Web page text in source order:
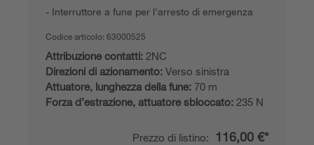
Interruttore a fune per l'arresto di emergenza
Codice articolo: 63000525
Attribuzione contatti: 2NC
Direzioni di azionamento: Verso sinistra
Attuatore, lunghezza della fune: 70 m
Forza d’estrazione, attuatore sbloccato: 235 N
Prezzo di listino: 116,00 €*